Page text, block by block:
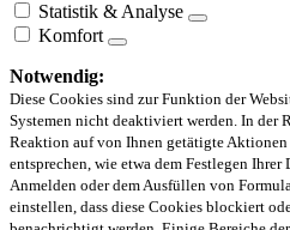
Statistik & Analyse
Komfort
Notwendig:
Diese Cookies sind zur Funktion der
Systemen nicht deaktiviert werden. In der
Reaktion auf von Ihnen getätigte
entsprechen, wie etwa dem Festlegen
Anmelden oder dem Ausfüllen von
einstellen, dass diese Cookies blockiert